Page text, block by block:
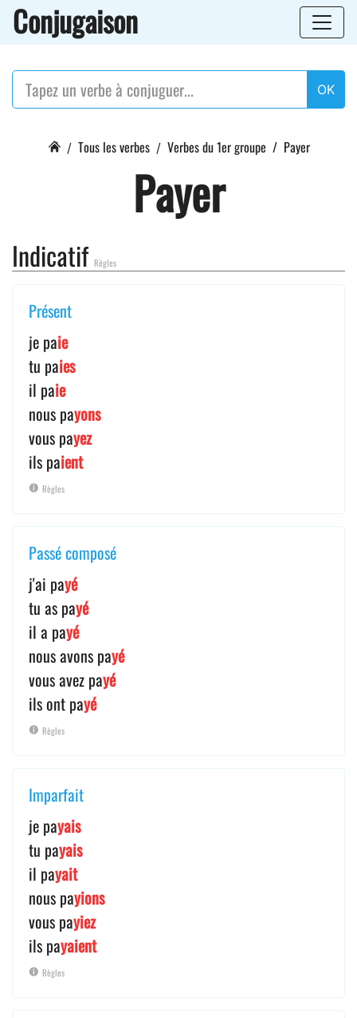
Conjugaison
OK
Tous les verbes Verbes du 1er groupe Payer
Payer
Indicatif Règles
Présent
je paie
tu paies
il paie
nous payons
vous payez
ils paient
Règles
Passé composé
j'ai payé
tu as payé
il a payé
nous avons payé
vous avez payé
ils ont payé
Règles
Imparfait
je payais
tu payais
il payait
nous payions
vous payiez
ils payaient
Règles